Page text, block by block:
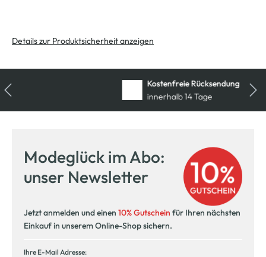
Details zur Produktsicherheit anzeigen
Kostenfreie Rücksendung
innerhalb 14 Tage
Modeglück im Abo:
unser Newsletter
Jetzt anmelden und einen 10% Gutschein für Ihren nächsten
Einkauf in unserem Online-Shop sichern.
Ihre E-Mail Adresse: